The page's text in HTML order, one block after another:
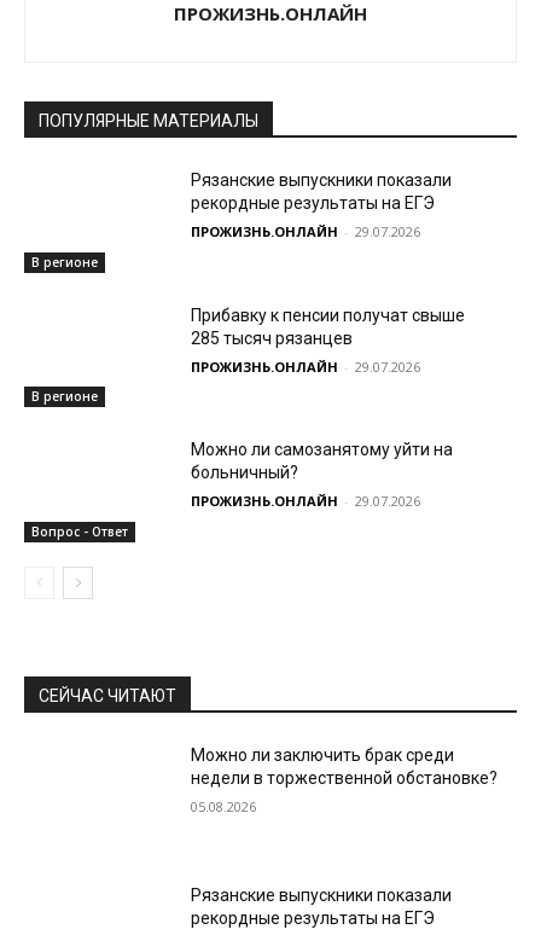
ПРОЖИЗНЬ.ОНЛАЙН
ПОПУЛЯРНЫЕ МАТЕРИАЛЫ
В регионе
Рязанские выпускники показали
рекордные результаты на ЕГЭ
ПРОЖИЗНЬ.ОНЛАЙН - 29.07.2026
В регионе
Прибавку к пенсии получат свыше
285 тысяч рязанцев
ПРОЖИЗНЬ.ОНЛАЙН - 29.07.2026
Вопрос - Ответ
Можно ли самозанятому уйти на
больничный?
ПРОЖИЗНЬ.ОНЛАЙН - 29.07.2026
СЕЙЧАС ЧИТАЮТ
Можно ли заключить брак среди
недели в торжественной обстановке?
05.08.2026
Рязанские выпускники показали
рекордные результаты на ЕГЭ